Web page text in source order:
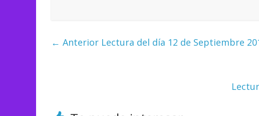
← Anterior Lectura del día 12 de Septiembre